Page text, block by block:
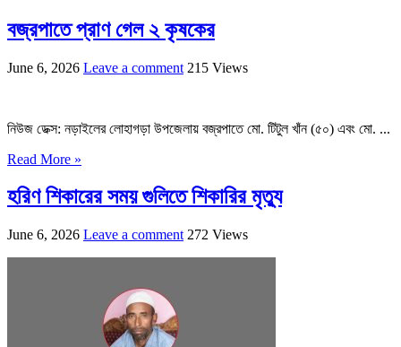
বজ্রপাতে প্রাণ গেল ২ কৃষকের
June 6, 2026 Leave a comment 215 Views
নিউজ ডেক্স: নড়াইলের লোহাগড়া উপজেলায় বজ্রপাতে মো. টিটুল খাঁন (৫০) এবং মো. ...
Read More »
হরিণ শিকারের সময় গুলিতে শিকারির মৃত্যু
June 6, 2026 Leave a comment 272 Views